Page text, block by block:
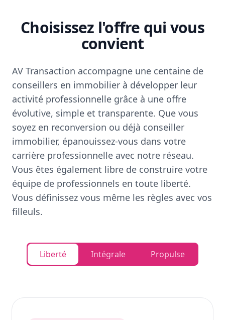
Choisissez l'offre qui vous
convient
AV Transaction accompagne une centaine de
conseillers en immobilier à développer leur
activité professionnelle grâce à une offre
évolutive, simple et transparente. Que vous
soyez en reconversion ou déjà conseiller
immobilier, épanouissez-vous dans votre
carrière professionnelle avec notre réseau.
Vous êtes également libre de construire votre
équipe de professionnels en toute liberté.
Vous définissez vous même les règles avec vos
filleuls.
Liberté Intégrale Propulse